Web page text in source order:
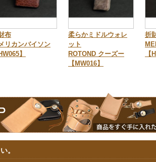
布
リカンバイソン
】
柔らかミドルウォレ
ット
ROTOND クーズー
【MW016】
折
【
。